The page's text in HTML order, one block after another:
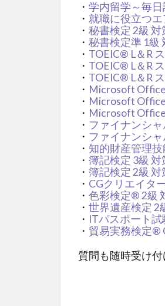
・ 学内留学～毎
・ 就職に役立つ
・ 秘書検定 2級 対
・ 秘書検定準 1級
・ TOEIC® L＆R
・ TOEIC® L＆R
・ TOEIC® L＆R
・ Microsoft
・ Microsoft
・ Microsoft
・ ファイナンシ
・ ファイナンシ
・ 知的財産管理
・ 簿記検定 3級 対
・ 簿記検定 2級 対
・ CGクリエイタ
・ 色彩検定® 2級
・ 世界遺産検定 2
・ ITパスポート試
・ 貿易実務検定®
質問も随時受け